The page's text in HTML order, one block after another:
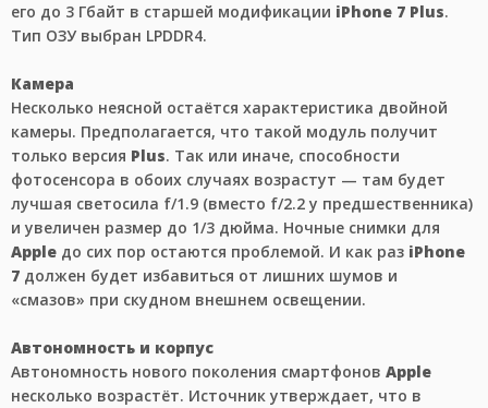
его до 3 Гбайт в старшей модификации iPhone 7 Plus.
Тип ОЗУ выбран LPDDR4.
Камера
Несколько неясной остаётся характеристика двойной
камеры. Предполагается, что такой модуль получит
только версия Plus. Так или иначе, способности
фотосенсора в обоих случаях возрастут — там будет
лучшая светосила f/1.9 (вместо f/2.2 у предшественника)
и увеличен размер до 1/3 дюйма. Ночные снимки для
Apple до сих пор остаются проблемой. И как раз iPhone
7 должен будет избавиться от лишних шумов и
«смазов» при скудном внешнем освещении.
Автономность и корпус
Автономность нового поколения смартфонов Apple
несколько возрастёт. Источник утверждает, что в